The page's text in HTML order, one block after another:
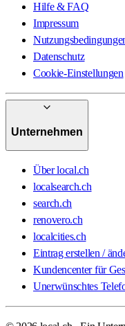
Hilfe & FAQ
Impressum
Datenschutz
Cookie-Einstellungen
Unternehmen
Über local.ch
localsearch.ch
search.ch
renovero.ch
localcities.ch
Eintrag erstellen /
Kundencenter für
Unerwünschtes